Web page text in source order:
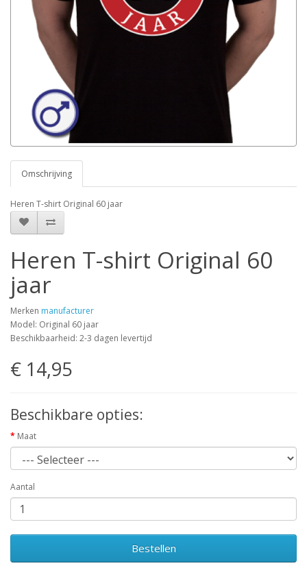
Omschrijving
Heren T-shirt Original 60 jaar
Heren T-shirt Original 60
jaar
Merken manufacturer
Model: Original 60 jaar
Beschikbaarheid: 2-3 dagen levertijd
€ 14,95
Beschikbare opties:
Maat
Aantal
Bestellen